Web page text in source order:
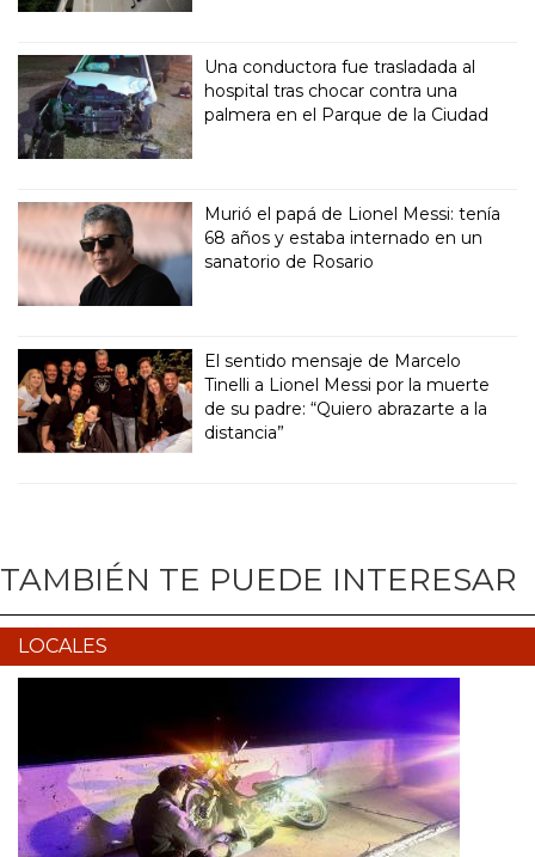
Una conductora fue trasladada al
hospital tras chocar contra una
palmera en el Parque de la Ciudad
Murió el papá de Lionel Messi: tenía
68 años y estaba internado en un
sanatorio de Rosario
El sentido mensaje de Marcelo
Tinelli a Lionel Messi por la muerte
de su padre: “Quiero abrazarte a la
distancia”
TAMBIÉN TE PUEDE INTERESAR
LOCALES